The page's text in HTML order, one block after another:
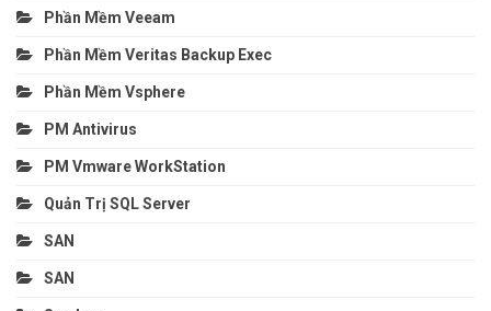
Phần Mềm Veeam
Phần Mềm Veritas Backup Exec
Phần Mềm Vsphere
PM Antivirus
PM Vmware WorkStation
Quản Trị SQL Server
SAN
SAN